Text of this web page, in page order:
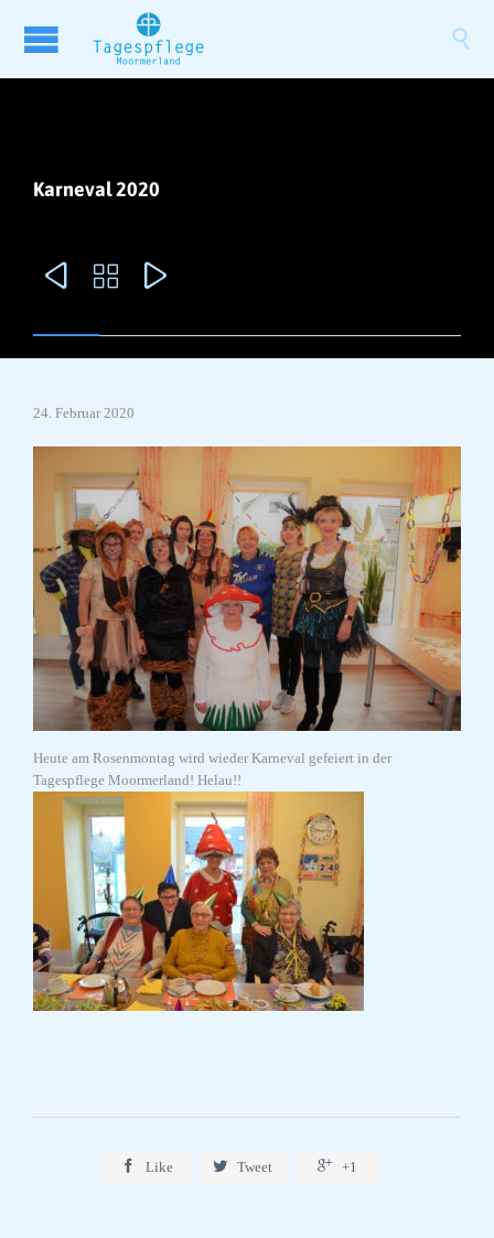

Karneval 2020
  
24. Februar 2020
Heute am Rosenmontag wird wieder Karneval gefeiert in der
Tagespflege Moormerland! Helau!!
 Like  Tweet  +1